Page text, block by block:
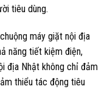
tiêu dùng.
máy giặt nội địa
năng tiết kiệm điện,
địa Nhật không chỉ đảm
thiểu tác động tiêu